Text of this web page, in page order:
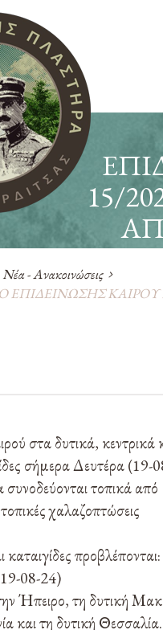
15/
Νέα - Ανακοινώσεις
ΚΑΙΡΟΥ
στα δυτικά, κεντρικά
σήμερα Δευτέρα (19-
συνοδεύονται τοπικά
χαλαζοπτώσεις
καταιγίδες προβλέπονται:
08-24)
Ήπειρο, τη δυτική
και τη δυτική Θεσσαλία.